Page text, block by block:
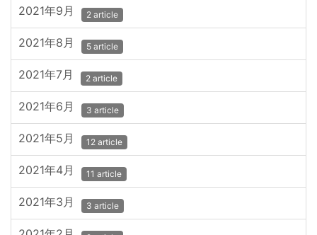
2021年9月 2 article
2021年8月 5 article
2021年7月 2 article
2021年6月 3 article
2021年5月 12 article
2021年4月 11 article
2021年3月 3 article